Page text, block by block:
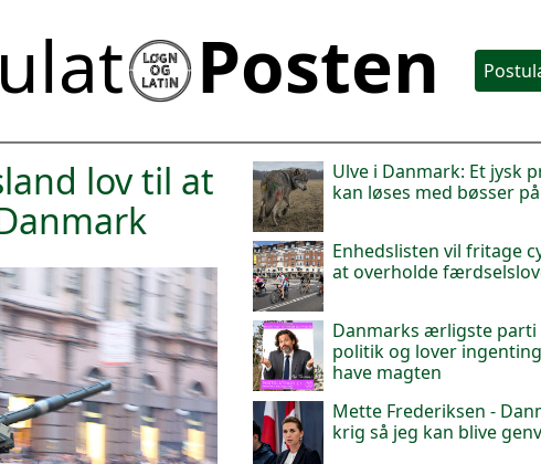
Posten
lov til at
Ulve i Danmark: Et jysk
kan løses med bøsser
Enhedslisten vil fritage
at overholde
Danmarks ærligste parti
politik og lover
have magten
Mette Frederiksen -
krig så jeg kan blive